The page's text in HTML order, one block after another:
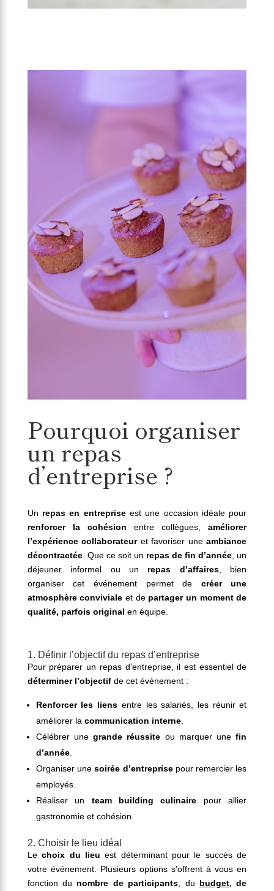
Pourquoi organiser
un repas
d’entreprise ?
Un repas en entrepriseest une occasion idéale pour
renforcer la cohésion entre collègues,améliorer
l’expérience collaborateuret favoriser uneambiance
décontractée. Que ce soit un repas de fin d’année , un
déjeuner informel ou un repas d’affaires, bien
organiser cet événement permet de créer une
atmosphère conviviale et de partager un moment de
qualité, parfois original en équipe.
1. Définir l’objectif du repas d’entreprise
Pour préparer un repas d’entreprise, il est essentiel de
déterminer l’objectifde cet événement :
Renforcer les liens entre les salariés, les réunir et
améliorer la communication interne.
Célébrer unegrande réussite ou marquer unefin
d’année.
Organiser unesoirée d’entreprisepour remercier les
employés.
Réaliser un team building culinaire pour allier
gastronomie et cohésion.
2. Choisir le lieu idéal
Lechoix du lieu est déterminant pour le succès de
votre événement. Plusieurs options s’offrent à vous en
fonction du nombre de participants , du budget, de